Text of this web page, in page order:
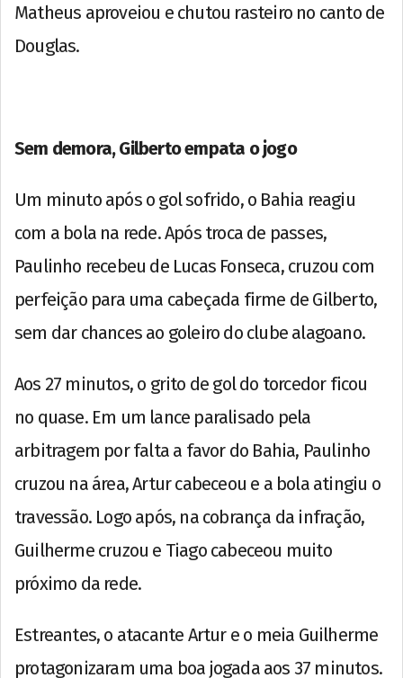
Matheus aproveiou e chutou rasteiro no canto de
Douglas.
Sem demora, Gilberto empata o jogo
Um minuto após o gol sofrido, o Bahia reagiu
com a bola na rede. Após troca de passes,
Paulinho recebeu de Lucas Fonseca, cruzou com
perfeição para uma cabeçada firme de Gilberto,
sem dar chances ao goleiro do clube alagoano.
Aos 27 minutos, o grito de gol do torcedor ficou
no quase. Em um lance paralisado pela
arbitragem por falta a favor do Bahia, Paulinho
cruzou na área, Artur cabeceou e a bola atingiu o
travessão. Logo após, na cobrança da infração,
Guilherme cruzou e Tiago cabeceou muito
próximo da rede.
Estreantes, o atacante Artur e o meia Guilherme
protagonizaram uma boa jogada aos 37 minutos.